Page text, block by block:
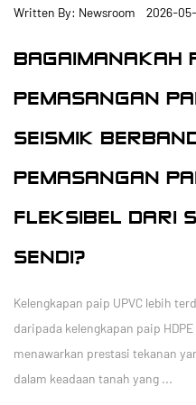
Written By: Newsroom 2026-05-
BAGAIMANAKAH
PEMASANGAN
SEISMIK
PEMASANGAN
FLEKSIBEL DARI
SENDI?
Kelengkapan paip UPVC lebih
daripada kelengkapan paip HDPE
menawarkan prestasi tekanan
dalam keadaan tanah yang ...